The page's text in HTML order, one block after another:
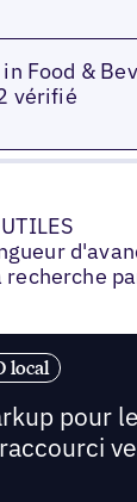
Food &
vérifié
recherche
local
pour